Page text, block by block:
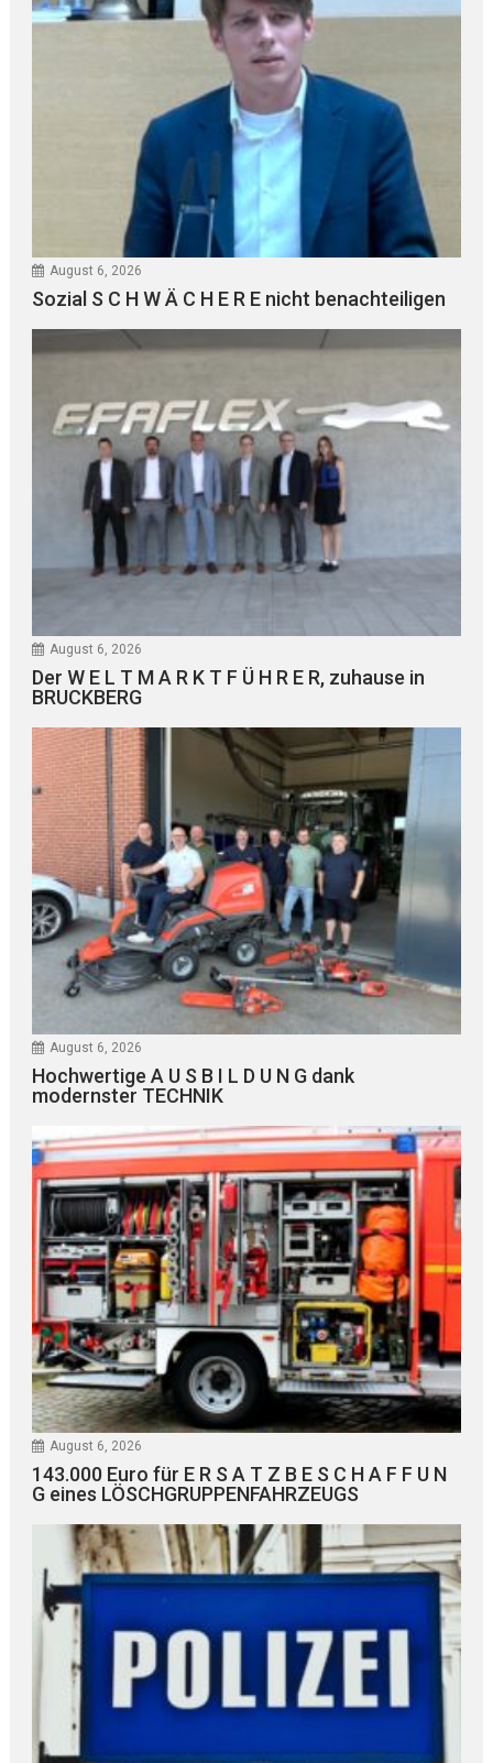
August 6, 2026
Sozial S C H W Ä C H E R E nicht benachteiligen
August 6, 2026
Der W E L T M A R K T F Ü H R E R, zuhause in
BRUCKBERG
August 6, 2026
Hochwertige A U S B I L D U N G dank
modernster TECHNIK
August 6, 2026
143.000 Euro für E R S A T Z B E S C H A F F U N
G eines LÖSCHGRUPPENFAHRZEUGS